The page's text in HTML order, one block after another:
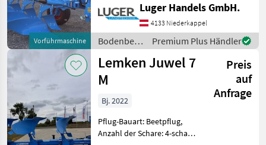
Vorführmaschine
hydr.
Schnittbreitenverstellung,
Steinsicherung, Stützrad
Volldrehpflug 4-scharig -
mit hydr
Luger Handels GmbH.
4133 Niederkappel
Bodenbearbeitung
/ Lemken
Premium Plus Händler
Lemken Juwel 7
M
Preis
auf
Anfrage
Bj. 2022
Pflug-Bauart: Beetpflug,
Anzahl der Schare: 4-schar,